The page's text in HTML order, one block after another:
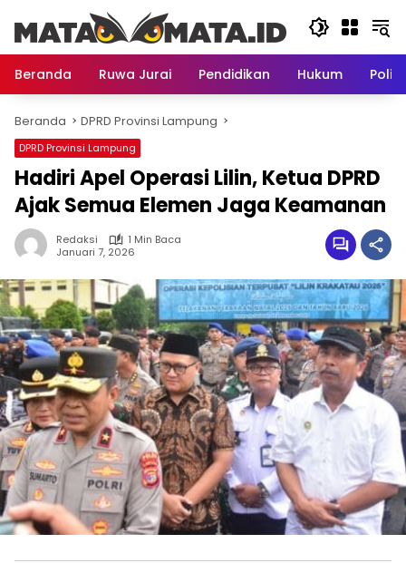
konten
Beranda
Ruwa Jurai Pendidikan Hukum
Beranda DPRD Provinsi Lampung
DPRD Provinsi Lampung
Hadiri Apel Operasi Lilin, Ketua DPRD
Ajak Semua Elemen Jaga Keamanan
Redaksi
1 Min Baca
Januari 7, 2026